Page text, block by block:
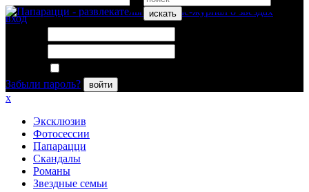
искать
вход
Забыли пароль?
войти
x
Эксклюзив
Фотосессии
Папарацци
Скандалы
Романы
Звездные семьи